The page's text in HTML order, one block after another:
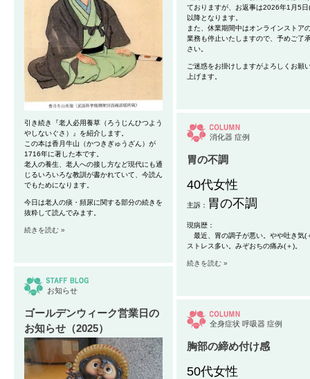
ておりますが、お返事は2026年1月5日
以降となります。
また、休業期間中はオンラインストア
業務も停止いたしますので、予めご了
さい。
ご迷惑をお掛けしますがよろしくお願
上げます。
引き続き『老人必用養草（ろうじんひつよう
やしないぐさ）』を紹介します。
この本は香月牛山（かつきぎゅうざん）が
1716年に著した本です。
老人の養生、老人への接し方など現代にも通
じるいろいろな教訓が書かれていて、今読ん
でもためになります。
今日は老人の痰・頻尿に関する部分の続きを
抜粋して読んでみます。
続きを読む »
消化器 症例
胃の不調
40代女性
主訴： 胃の不調
現病歴：
最近、胃の調子が悪い。やや吐き気(
ストレス多い。みぞおちの痛み(＋)。
続きを読む »
お知らせ
ゴールデンウィーク営業日の
お知らせ（2025）
全身症状 呼吸器 症例
胸部の締め付け感
50代女性